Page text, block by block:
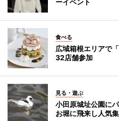
ーイベント
食べる
広域箱根エリアで
32店舗参加
見る・遊ぶ
小田原城址公園に
お堀に飛来し人気